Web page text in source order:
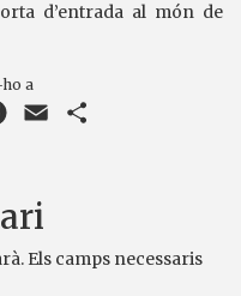
d’entrada al món de
a
Facebook
Email
Els camps necessaris